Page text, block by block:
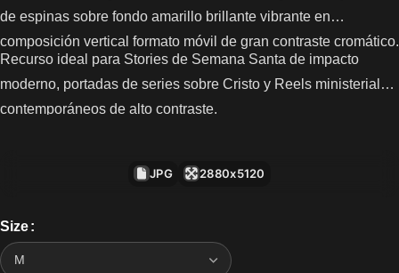
de espinas sobre fondo amarillo brillante vibrante en
composición vertical formato móvil de gran contraste cromático.
Recurso ideal para Stories de Semana Santa de impacto
moderno, portadas de series sobre Cristo y Reels ministeriales
contemporáneos de alto contraste.
JPG 2880x5120
Size